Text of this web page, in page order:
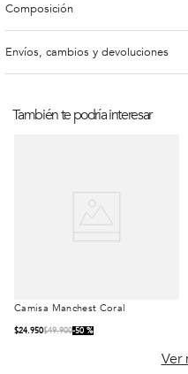
Composición
Envíos, cambios y devoluciones
También te podría interesar
Camisa Manchest Coral
$24.950$49.900 50 %
Talla
Ver